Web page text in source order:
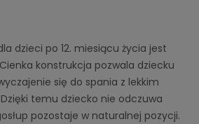
dzieci po 12. miesiącu życia jest
konstrukcja pozwala dziecku
się do spania z lekkim
temu dziecko nie odczuwa
pozostaje w naturalnej pozycji.